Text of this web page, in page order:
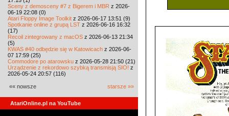
Sceny z demosceny #7 z Bigerem i MBR z 2026-
06-19 22:08 (0)
Atari Floppy Image Toolkit z 2026-06-17 13:51 (9)
Spotkanie online z grupą LST z 2026-06-16 16:32
(17)
Recoil zintegrowany z macOS z 2026-06-13 21:34
(5)
KWAS #40 odbędzie się w Katowicach z 2026-06-
07 17:59 (25)
Commodore po atarowsku z 2026-05-28 21:50 (21)
Urządzenie z rekordowo szybką transmisją SIO! z
2026-05-24 20:57 (116)
«« nowsze starsze »»
AtariOnline.pl na YouTube